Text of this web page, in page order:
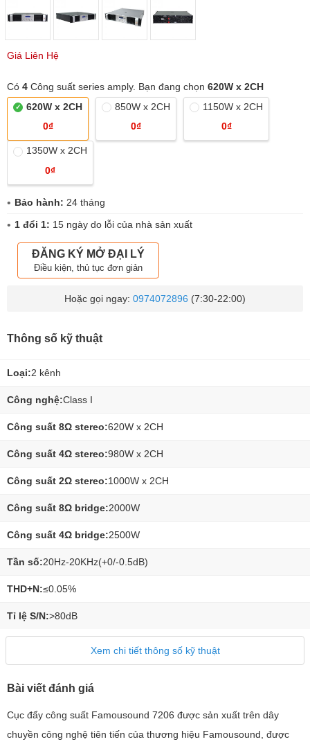
Giá Liên Hệ
Có 4 Công suất series amply. Bạn đang chọn 620W x 2CH
620W x 2CH
0₫
850W x 2CH
0₫
1150W x 2CH
0₫
1350W x 2CH
0₫
Bảo hành: 24 tháng
1 đổi 1: 15 ngày do lỗi của nhà sản xuất
ĐĂNG KÝ MỞ ĐẠI LÝ
Điều kiện, thủ tục đơn giản
Hoặc gọi ngay: 0974072896 (7:30-22:00)
Thông số kỹ thuật
Loại:2 kênh
Công nghệ:Class I
Công suất 8Ω stereo:620W x 2CH
Công suất 4Ω stereo:980W x 2CH
Công suất 2Ω stereo:1000W x 2CH
Công suất 8Ω bridge:2000W
Công suất 4Ω bridge:2500W
Tần số:20Hz-20KHz(+0/-0.5dB)
THD+N:≤0.05%
Tỉ lệ S/N:>80dB
Xem chi tiết thông số kỹ thuật
Bài viết đánh giá
Cục đẩy công suất Famousound 7206 được sản xuất trên dây
chuyền công nghệ tiên tiến của thương hiệu Famousound, được